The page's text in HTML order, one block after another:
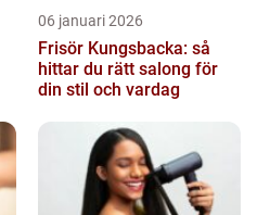
06 januari 2026
Frisör Kungsbacka: så
hittar du rätt salong för
din stil och vardag